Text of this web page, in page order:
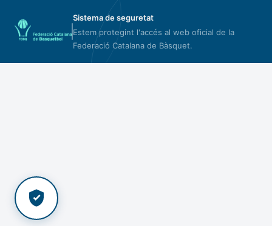
Sistema de seguretat
Estem protegint l'accés al web oficial de la
Federació Catalana de Bàsquet.